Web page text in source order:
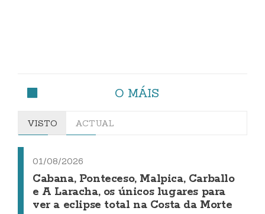
O MÁIS
VISTO ACTUAL
01/08/2026
Cabana, Ponteceso, Malpica, Carballo
e A Laracha, os únicos lugares para
ver a eclipse total na Costa da Morte